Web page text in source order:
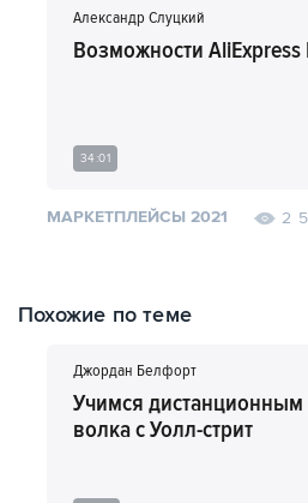
Александр Слуцкий
Возможности AliExpress
34:01
МАРКЕТПЛЕЙСЫ 2021 2
Похожие по теме
Джордан Белфорт
Учимся
волка с Уолл-стрит